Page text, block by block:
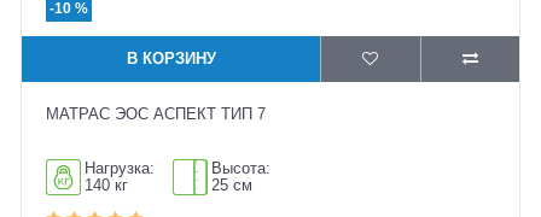
-10 %
В КОРЗИНУ
МАТРАС ЭОС АСПЕКТ ТИП 7
Нагрузка:
140 кг
Высота:
25 см